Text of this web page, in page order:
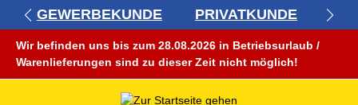
springen
GEWERBEKUNDE PRIVATKUNDE
Wir befinden uns bis zum 28.08.2026 in Betriebsurlaub /
Warenlieferungen sind zu dieser Zeit nicht möglich!